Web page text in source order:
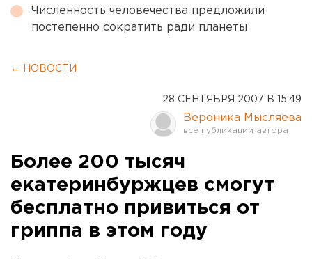
Численность человечества предложили
постепенно сократить ради планеты
← НОВОСТИ
28 СЕНТЯБРЯ 2007 В 15:49
Вероника Мысляева
Более 200 тысяч
екатеринбуржцев смогут
бесплатно привиться от
гриппа в этом году